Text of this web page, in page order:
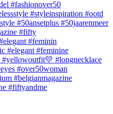
#feminin